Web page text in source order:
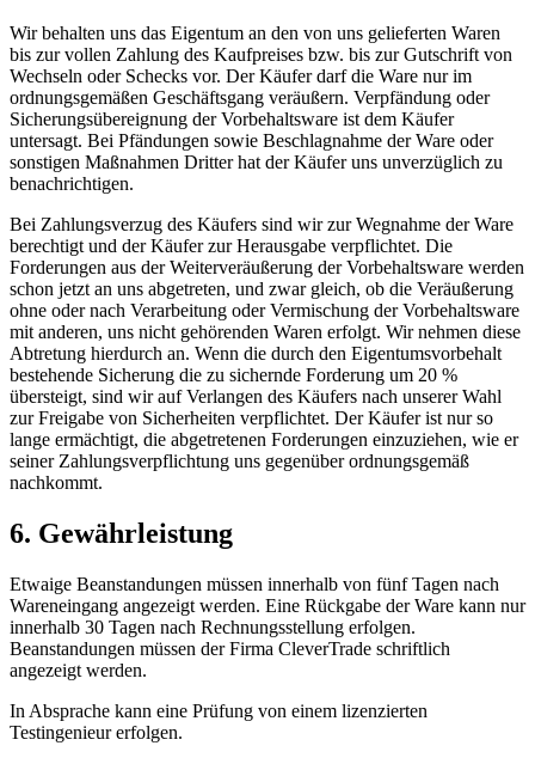
Wir behalten uns das Eigentum an den von uns gelieferten Waren
bis zur vollen Zahlung des Kaufpreises bzw. bis zur Gutschrift von
Wechseln oder Schecks vor. Der Käufer darf die Ware nur im
ordnungsgemäßen Geschäftsgang veräußern. Verpfändung oder
Sicherungsübereignung der Vorbehaltsware ist dem Käufer
untersagt. Bei Pfändungen sowie Beschlagnahme der Ware oder
sonstigen Maßnahmen Dritter hat der Käufer uns unverzüglich zu
benachrichtigen.
Bei Zahlungsverzug des Käufers sind wir zur Wegnahme der Ware
berechtigt und der Käufer zur Herausgabe verpflichtet. Die
Forderungen aus der Weiterveräußerung der Vorbehaltsware werden
schon jetzt an uns abgetreten, und zwar gleich, ob die Veräußerung
ohne oder nach Verarbeitung oder Vermischung der Vorbehaltsware
mit anderen, uns nicht gehörenden Waren erfolgt. Wir nehmen diese
Abtretung hierdurch an. Wenn die durch den Eigentumsvorbehalt
bestehende Sicherung die zu sichernde Forderung um 20 %
übersteigt, sind wir auf Verlangen des Käufers nach unserer Wahl
zur Freigabe von Sicherheiten verpflichtet. Der Käufer ist nur so
lange ermächtigt, die abgetretenen Forderungen einzuziehen, wie er
seiner Zahlungsverpflichtung uns gegenüber ordnungsgemäß
nachkommt.
6. Gewährleistung
Etwaige Beanstandungen müssen innerhalb von fünf Tagen nach
Wareneingang angezeigt werden. Eine Rückgabe der Ware kann nur
innerhalb 30 Tagen nach Rechnungsstellung erfolgen.
Beanstandungen müssen der Firma CleverTrade schriftlich
angezeigt werden.
In Absprache kann eine Prüfung von einem lizenzierten
Testingenieur erfolgen.